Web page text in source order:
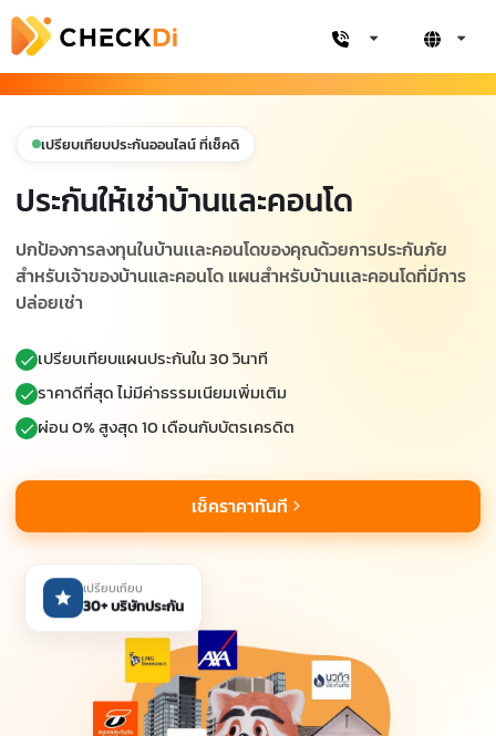
เปรียบเทียบประกันออนไลน์ ที่เช็คดิ
ประกันให้เช่าบ้านและคอนโด
ปกป้องการลงทุนในบ้านเเละคอนโดของคุณด้วยการประกันภัย
สำหรับเจ้าของบ้านและคอนโด แผนสำหรับบ้านเเละคอนโดที่มีการ
ปล่อยเช่า
เปรียบเทียบแผนประกันใน 30 วินาที
ราคาดีที่สุด ไม่มีค่าธรรมเนียมเพิ่มเติม
ผ่อน 0% สูงสุด 10 เดือนกับบัตรเครดิต
เช็คราคาทันที
เปรียบเทียบ
30+ บริษัทประกัน